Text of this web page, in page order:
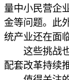
量中小民营企
金等问题。此
统产业还在面
这些挑战也
配套改革持续